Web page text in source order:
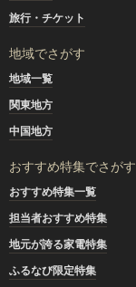
旅行・チケット
地域でさがす
地域一覧
関東地方
中国地方
おすすめ特集でさがす
おすすめ特集一覧
担当者おすすめ特集
地元が誇る家電特集
ふるなび限定特集